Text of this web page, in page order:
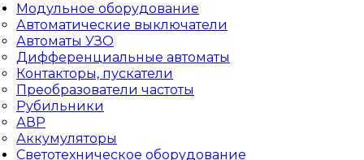
Модульное оборудование
Автоматические выключатели
Автоматы УЗО
Дифференциальные автоматы
Контакторы, пускатели
Преобразователи частоты
Рубильники
АВР
Аккумуляторы
Светотехническое оборудование